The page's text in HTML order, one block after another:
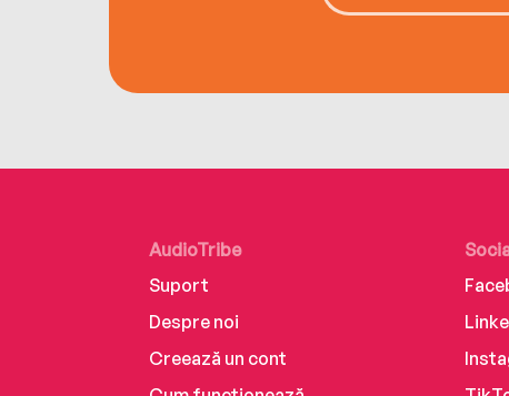
AudioTribe
Suport
Despre noi
Creează un cont